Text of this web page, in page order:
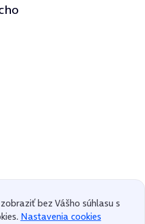
bez Vášho súhlasu s
Nastavenia cookies